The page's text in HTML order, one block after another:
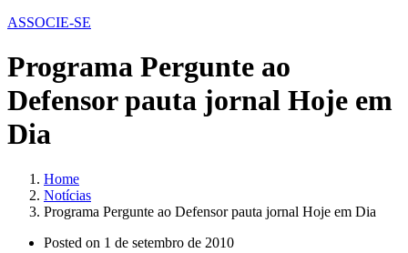
ASSOCIE-SE
Programa Pergunte ao
Defensor pauta jornal Hoje em
Dia
Home
Notícias
Programa Pergunte ao Defensor pauta jornal Hoje em Dia
Posted on 1 de setembro de 2010